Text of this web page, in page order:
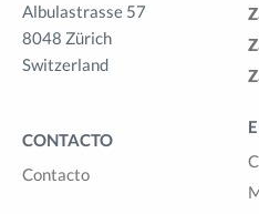
Albulastrasse 57
8048 Zürich
Switzerland
CONTACTO
Contacto